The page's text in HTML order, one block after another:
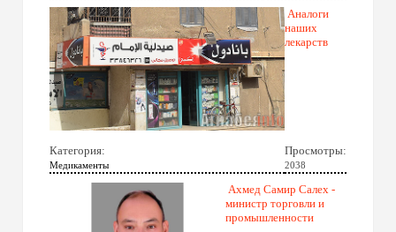
Аналоги
наших
лекарств
Категория:
Медикаменты
Просмотры:
2038
Ахмед Самир Салех -
министр торговли и
промышленности